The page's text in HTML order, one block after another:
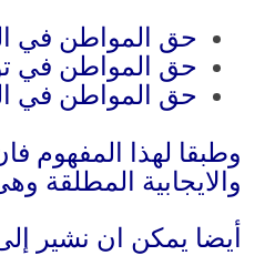
السلبية
استبدادي.